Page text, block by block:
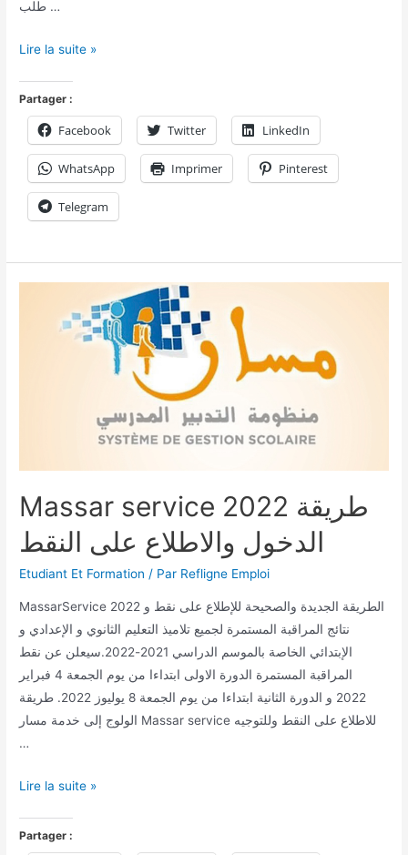
طلب …
Lire la suite »
Partager :
Facebook Twitter LinkedIn
WhatsApp Imprimer Pinterest
Telegram
Massar service 2022 طريقة
الدخول والاطلاع على النقط
Etudiant Et Formation / Par Refligne Emploi
MassarService 2022 الطريقة الجديدة والصحيحة للإطلاع على نقط و
نتائج المراقبة المستمرة لجميع تلاميذ التعليم الثانوي و الإعدادي و
الإبتدائي الخاصة بالموسم الدراسي 2021-2022.سيعلن عن نقط
المراقبة المستمرة الدورة الاولى ابتداءا من يوم الجمعة 4 فبراير
2022 و الدورة الثانية ابتداءا من يوم الجمعة 8 يوليوز 2022. طريقة
الولوج إلى خدمة مسار Massar service للاطلاع على النقط وللتوجيه
…
Lire la suite »
Partager :